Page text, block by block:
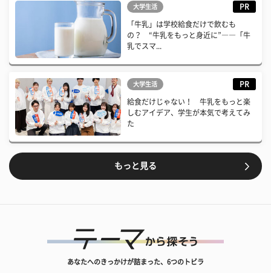
大学生活 PR
「牛乳」は学校給食だけで飲むも
の？ “牛乳をもっと身近に”――「牛
乳でスマ...
大学生活 PR
給食だけじゃない！ 牛乳をもっと楽
しむアイデア、学生が本気で考えてみ
た
もっと見る
あなたへのきっかけが詰まった、6つのトビラ